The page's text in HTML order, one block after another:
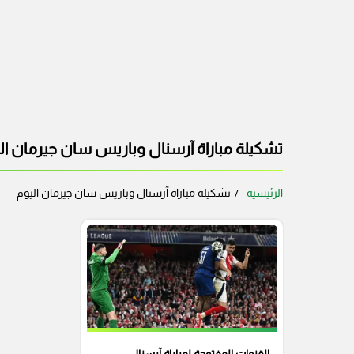
تشكيلة مباراة آرسنال وباريس سان جيرمان
الرئيسية تشكيلة مباراة آرسنال وباريس سان جيرمان اليوم